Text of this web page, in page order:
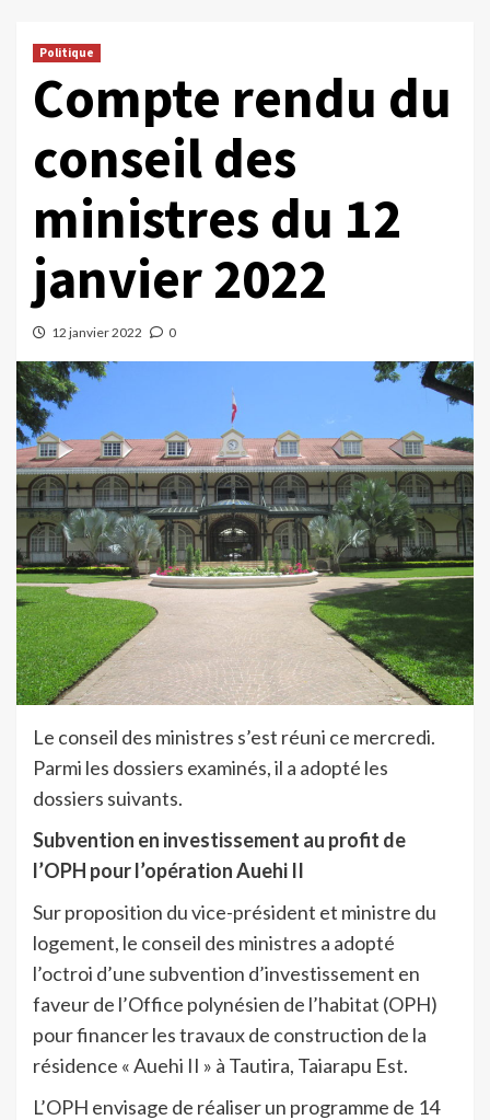
Politique
Compte rendu du
conseil des
ministres du 12
janvier 2022
12 janvier 2022 0
Le conseil des ministres s’est réuni ce mercredi.
Parmi les dossiers examinés, il a adopté les
dossiers suivants.
Subvention en investissement au profit de
l’OPH pour l’opération Auehi II
Sur proposition du vice-président et ministre du
logement, le conseil des ministres a adopté
l’octroi d’une subvention d’investissement en
faveur de l’Office polynésien de l’habitat (OPH)
pour financer les travaux de construction de la
résidence « Auehi II » à Tautira, Taiarapu Est.
L’OPH envisage de réaliser un programme de 14